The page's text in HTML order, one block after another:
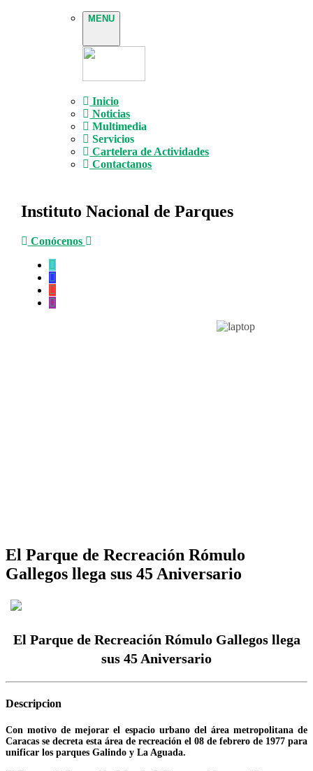
MENU
Inicio
Noticias
Multimedia
Servicios
Cartelera de Actividades
Contactanos
Instituto Nacional de Parques
Conócenos
El Parque de Recreación Rómulo
Gallegos llega sus 45 Aniversario
El Parque de Recreación Rómulo Gallegos llega
sus 45 Aniversario
Descripcion
Con motivo de mejorar el espacio urbano del área metropolitana de
Caracas se decreta esta área de recreación el 08 de febrero de 1977 para
unificar los parques Galindo y La Aguada.